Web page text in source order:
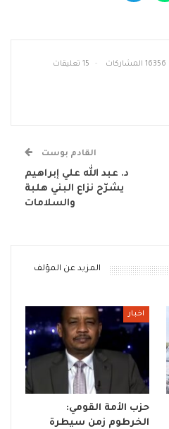
16356 المشاركات 15 تعليقات
القادم بوست
د. عبد الله علي إبراهيم
يشرّح نزاع البني هلبة
والسلامات
المزيد عن المؤلف
اخبار
حزب الأمة القومي:
الخرطوم زمن سيطرة